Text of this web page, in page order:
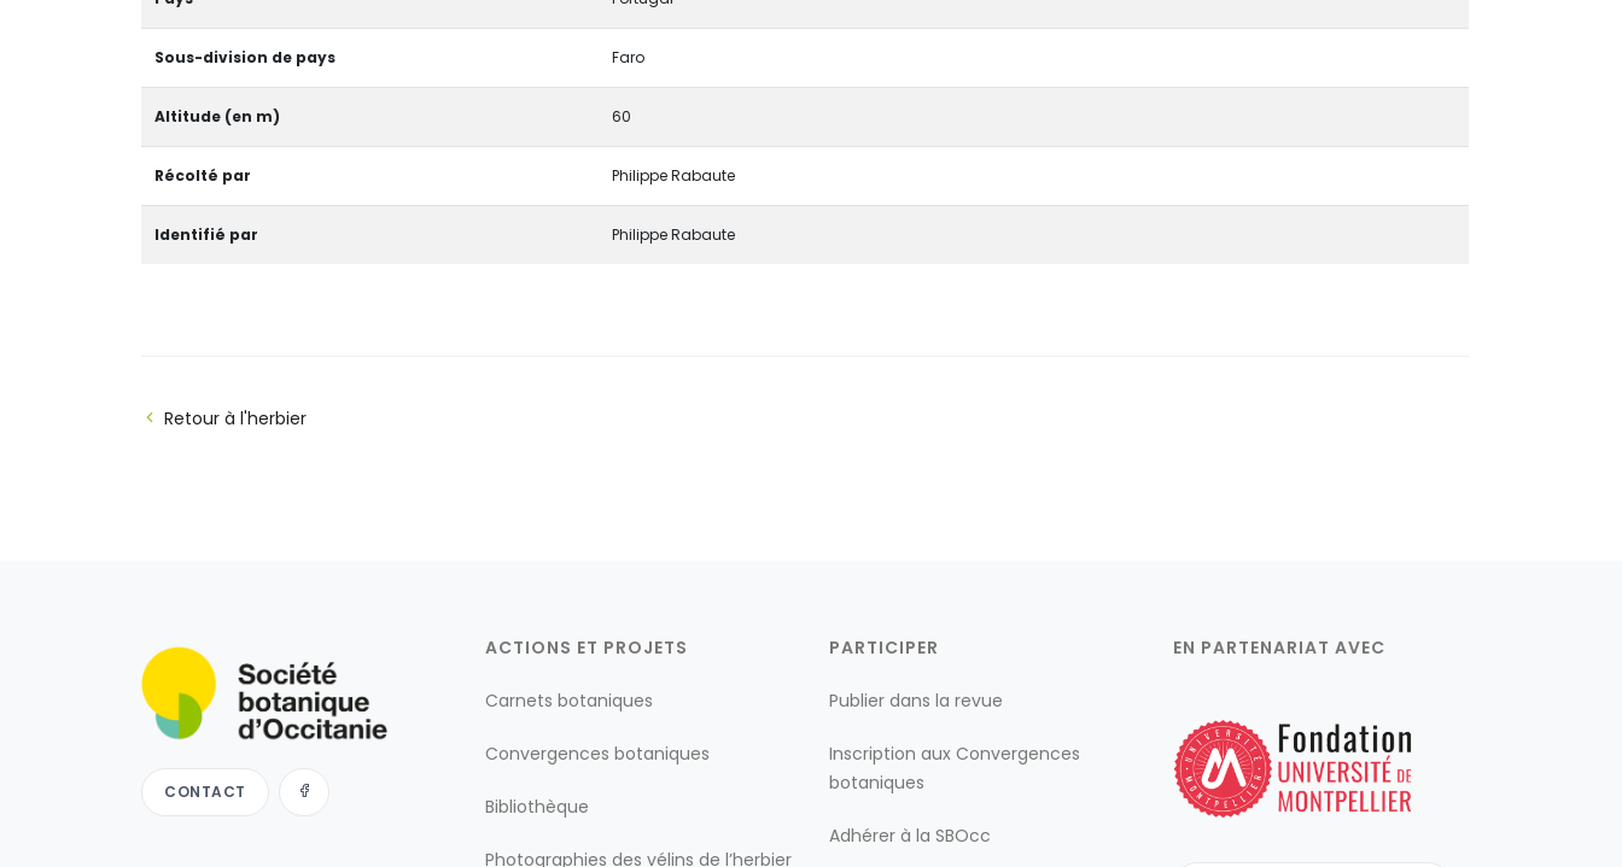
Sous-division de pays Faro
Altitude (en m) 60
Récolté par Philippe Rabaute
Identifié par Philippe Rabaute
Retour à l'herbier
CONTACT
ACTIONS ET PROJETS
Carnets botaniques
Convergences botaniques
Bibliothèque
Photographies des vélins de l’herbier
PARTICIPER
Publier dans la revue
Inscription aux Convergences
botaniques
Adhérer à la SBOcc
EN PARTENARIAT AVEC